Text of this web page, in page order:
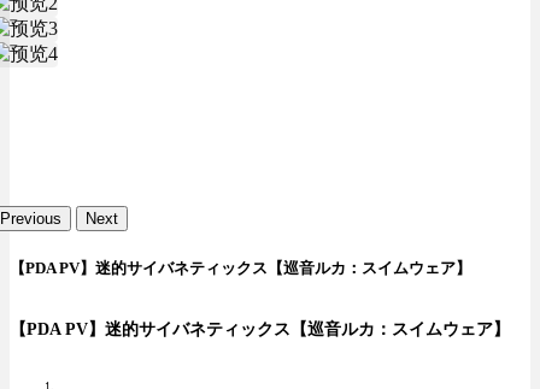
Previous Next
【PDA PV】迷的サイバネティックス【巡音ルカ：スイムウェア】
【PDA PV】迷的サイバネティックス【巡音ルカ：スイムウェア】